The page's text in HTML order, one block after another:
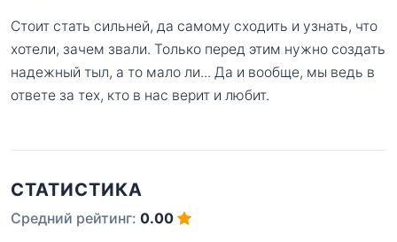
Стоит стать сильней, да самому сходить и узнать, что
хотели, зачем звали. Только перед этим нужно создать
надежный тыл, а то мало ли... Да и вообще, мы ведь в
ответе за тех, кто в нас верит и любит.
СТАТИСТИКА
Средний рейтинг: 0.00